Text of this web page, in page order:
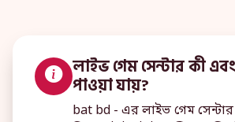
লাইভ গেম সেন্টার কী
পাওয়া যায়?
bat bd - এর লাইভ গেম